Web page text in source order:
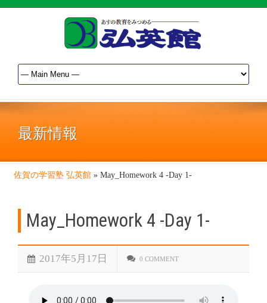
最新情報
佐賀の学習塾 弘英館 » May_Homework 4 -Day 1-
May_Homework 4 -Day 1-
2017年5月17日 0 COMMENT